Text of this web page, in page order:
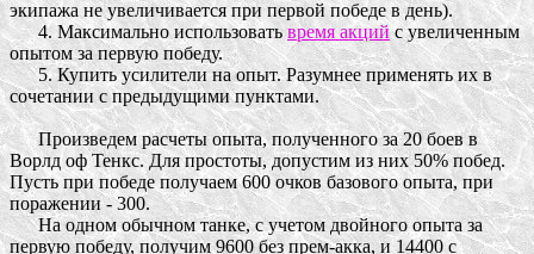
экипажа не увеличивается при первой победе в день).
4. Максимально использовать время акцийс увеличенным
опытом за первую победу.
5. Купить усилители на опыт. Разумнее применять их в
сочетании с предыдущими пунктами.
Произведем расчеты опыта, полученного за 20 боев в
Ворлд оф Тенкс. Для простоты, допустим из них 50% побед.
Пусть при победе получаем 600 очков базового опыта, при
поражении - 300.
На одном обычном танке, с учетом двойного опыта за
первую победу, получим 9600 без прем-акка, и 14400 с